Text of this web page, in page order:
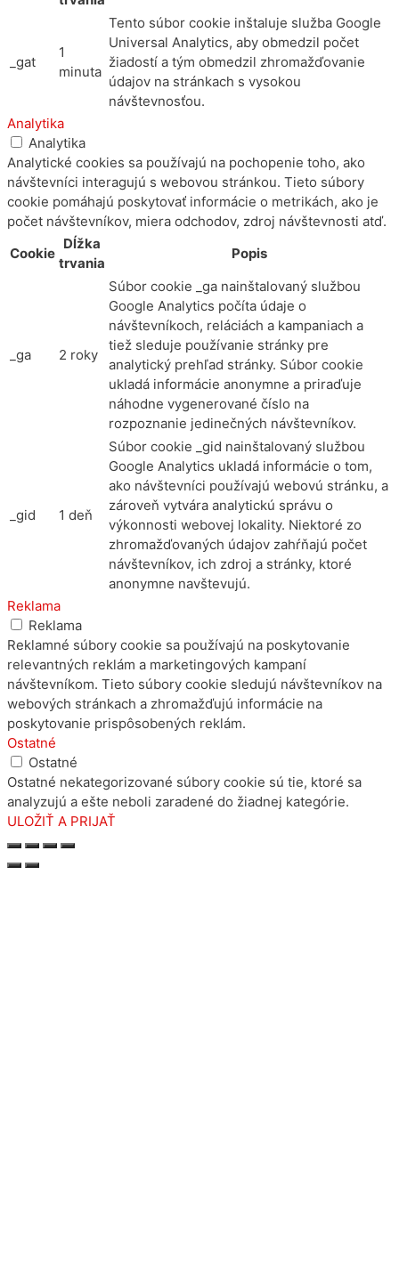
_gat
1
minuta
Tento súbor cookie inštaluje služba Google
Universal Analytics, aby obmedzil počet
žiadostí a tým obmedzil zhromažďovanie
údajov na stránkach s vysokou
návštevnosťou.
Analytika
Analytika
Analytické cookies sa používajú na pochopenie toho, ako
návštevníci interagujú s webovou stránkou. Tieto súbory
cookie pomáhajú poskytovať informácie o metrikách, ako je
počet návštevníkov, miera odchodov, zdroj návštevnosti atď.
Cookie
Dĺžka
trvania
Popis
_ga 2 roky
Súbor cookie _ga nainštalovaný službou
Google Analytics počíta údaje o
návštevníkoch, reláciách a kampaniach a
tiež sleduje používanie stránky pre
analytický prehľad stránky. Súbor cookie
ukladá informácie anonymne a priraďuje
náhodne vygenerované číslo na
rozpoznanie jedinečných návštevníkov.
_gid 1 deň
Súbor cookie _gid nainštalovaný službou
Google Analytics ukladá informácie o tom,
ako návštevníci používajú webovú stránku, a
zároveň vytvára analytickú správu o
výkonnosti webovej lokality. Niektoré zo
zhromažďovaných údajov zahŕňajú počet
návštevníkov, ich zdroj a stránky, ktoré
anonymne navštevujú.
Reklama
Reklama
Reklamné súbory cookie sa používajú na poskytovanie
relevantných reklám a marketingových kampaní
návštevníkom. Tieto súbory cookie sledujú návštevníkov na
webových stránkach a zhromažďujú informácie na
poskytovanie prispôsobených reklám.
Ostatné
Ostatné
Ostatné nekategorizované súbory cookie sú tie, ktoré sa
analyzujú a ešte neboli zaradené do žiadnej kategórie.
ULOŽIŤ A PRIJAŤ